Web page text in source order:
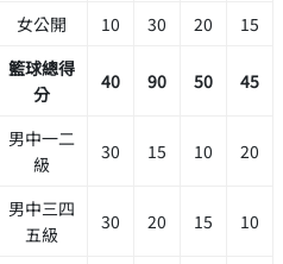
女公開
10 30 20
15
籃球總得
分
40 90 50 45
男中一二
級
30 15 10 20
男中三四
五級
30 20 15 10